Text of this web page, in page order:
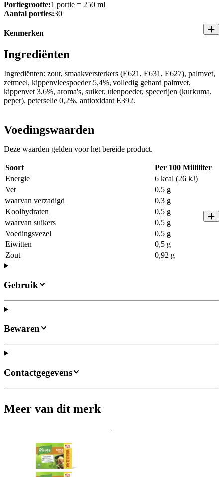
Portiegrootte:1 portie = 250 ml
Aantal porties:30
Kenmerken
Ingrediënten
Ingrediënten: zout, smaakversterkers (E621, E631, E627), palmvet,
zetmeel, kippenvleespoeder 5,4%, volledig gehard palmvet,
kippenvet 3,6%, aroma's, suiker, uienpoeder, specerijen (kurkuma,
peper), peterselie 0,2%, antioxidant E392.
Voedingswaarden
Deze waarden gelden voor het bereide product.
Soort
Per 100 Milliliter
Energie
6 kcal (26 kJ)
Vet
0,5 g
waarvan verzadigd
0,3 g
Koolhydraten
0,5 g
waarvan suikers
0,5 g
Voedingsvezel
0,5 g
Eiwitten
0,5 g
Zout
0,92 g
Gebruik
Bewaren
Contactgegevens
Meer van dit merk